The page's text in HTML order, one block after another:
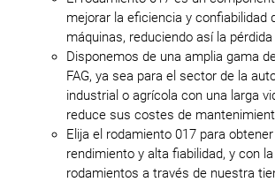
mejorar la eficiencia y confiabilidad
máquinas, reduciendo así la
Disponemos de una amplia gama
FAG, ya sea para el sector de la
industrial o agrícola con una larga
reduce sus costes de
Elija el rodamiento 017 para
rendimiento y alta fiabilidad, y con
rodamientos a través de nuestra